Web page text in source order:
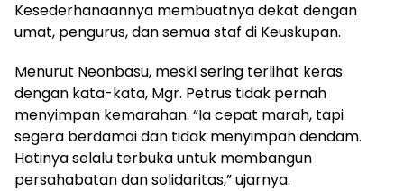
Kesederhanaannya membuatnya dekat dengan
umat, pengurus, dan semua staf di Keuskupan.
Menurut Neonbasu, meski sering terlihat keras
dengan kata-kata, Mgr. Petrus tidak pernah
menyimpan kemarahan. “Ia cepat marah, tapi
segera berdamai dan tidak menyimpan dendam.
Hatinya selalu terbuka untuk membangun
persahabatan dan solidaritas,” ujarnya.